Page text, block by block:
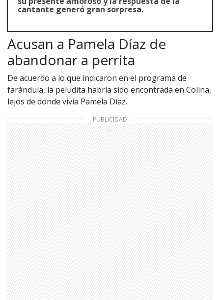
cantante generó gran sorpresa.
Acusan a Pamela Díaz de
abandonar a perrita
De acuerdo a lo que indicaron en el programa de
farándula, la peludita habría sido encontrada en Colina,
lejos de donde vivía Pamela Díaz.